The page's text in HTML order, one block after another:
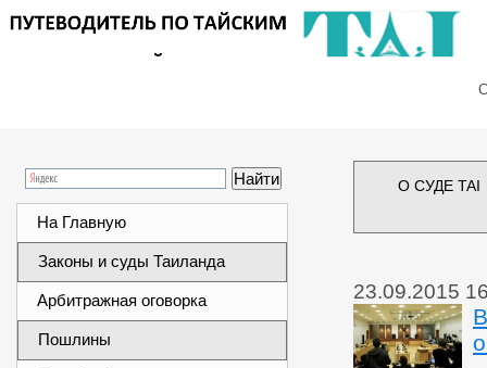
На Главную
Законы и суды Таиланда
Арбитражная оговорка
Пошлины
О СУДЕ TAI
23.09.2015